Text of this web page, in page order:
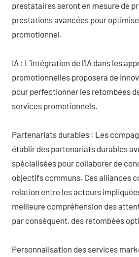
prestataires seront en mesure de
prestations avancées pour
promotionnel.
IA : L’intégration de l’IA dans les
promotionnelles proposera de
pour perfectionner les retombées
services promotionnels.
Partenariats durables : Les
établir des partenariats durables
spécialisées pour collaborer de
objectifs communs. Ces alliances
relation entre les acteurs
meilleure compréhension des
par conséquent, des retombées
Personnalisation des services